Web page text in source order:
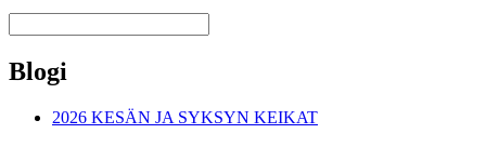
Blogi
2026 KESÄN JA SYKSYN KEIKAT